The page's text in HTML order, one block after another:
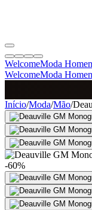
WelcomeModa
WelcomeModa
SINCE 2005
+de 36.000 reviews
Início/Moda/Mão/
-60%